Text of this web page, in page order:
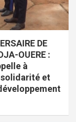
DE
OUERE :
à
et